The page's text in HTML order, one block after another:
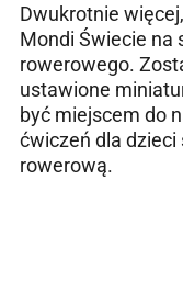
Dwukrotnie
Mondi Świecie na
rowerowego.
ustawione
być miejscem do
ćwiczeń dla dzieci
rowerową.